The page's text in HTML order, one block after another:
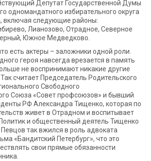
Депутат Государственной Думы
одномандатного избирательного округа
включая следующие районы:
Лианозово, Отрадное, Северное
Южное Медведково.
есть актеры – заложники одной роли.
героя навсегда врезается в память
не воспринимают никакие другие
считает Председатель Родительского
Свободного
Союза «Совет профсоюзов» и бывший
РФ Александра Тищенко, которая по
живет в Отрадном и воспитывает
и общественный деятель Тищенко
так вжился в роль адвоката
«Бандитский Петербург», что это
свои прямые обязанности